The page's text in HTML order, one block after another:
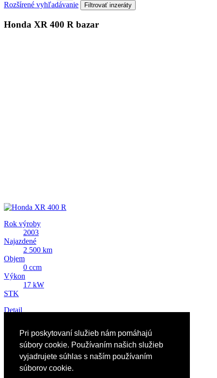
Pri poskytovaní služieb nám pomáhajú
súbory cookie. Používaním našich služieb
vyjadrujete súhlas s naším používaním
súborov cookie.
Rozšírené vyhľadávanie
Honda XR 400 R bazar
Rok výroby
2003
Najazdené
2 500 km
Objem
0 ccm
Výkon
17 kW
STK
Detail
2 648 EUR
Reklama